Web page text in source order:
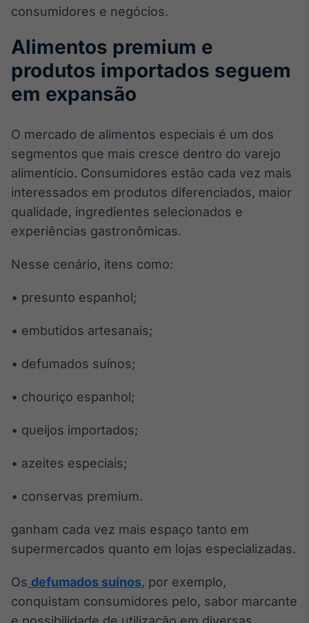
conteúdos e
Broadcast
Ticker
Broadcast
Widgets
Componentes
funcionalidades
Soluções de
notícias e
conteúdos
A melhor
consumidores e negócios.
Alimentos premium e
produtos importados seguem
em expansão
O mercado de alimentos especiais é um dos
segmentos que mais cresce dentro do varejo
alimentício. Consumidores estão cada vez mais
interessados em produtos diferenciados, maior
qualidade, ingredientes selecionados e
experiências gastronômicas.
Nesse cenário, itens como:
• presunto espanhol;
• embutidos artesanais;
• defumados suínos;
• chouriço espanhol;
• queijos importados;
• azeites especiais;
• conservas premium.
ganham cada vez mais espaço tanto em
supermercados quanto em lojas especializadas.
Os defumados suínos, por exemplo,
conquistam consumidores pelo, sabor marcante